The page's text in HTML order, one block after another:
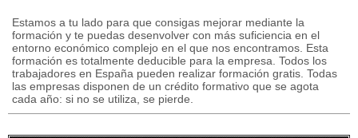
Estamos a tu lado para que consigas mejorar mediante la
formación y te puedas desenvolver con más suficiencia en el
entorno económico complejo en el que nos encontramos. Esta
formación es totalmente deducible para la empresa. Todos los
trabajadores en España pueden realizar formación gratis. Todas
las empresas disponen de un crédito formativo que se agota
cada año: si no se utiliza, se pierde.